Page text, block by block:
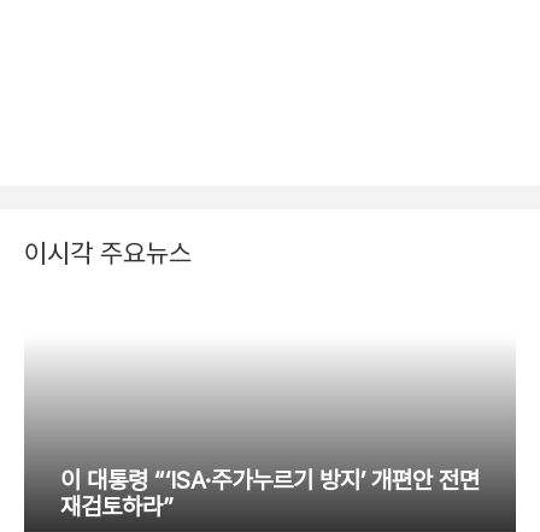
이시각 주요뉴스
이 대통령 “‘ISA·주가누르기 방지’ 개편안 전면
재검토하라”